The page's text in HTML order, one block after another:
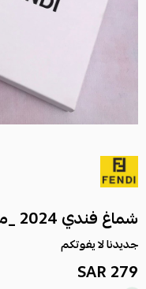
شماغ فندي 2024 _متجر مون
جديدنا لا يفوتكم
279 SAR